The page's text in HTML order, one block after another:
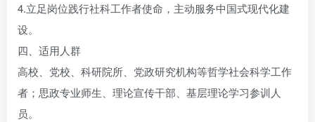
4.立足岗位践行社科工作者使命，主动服务中国式现代化建
设。
四、适用人群
高校、党校、科研院所、党政研究机构等哲学社会科学工作
者；思政专业师生、理论宣传干部、基层理论学习参训人
员。